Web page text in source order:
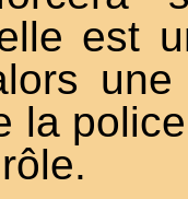
est
la